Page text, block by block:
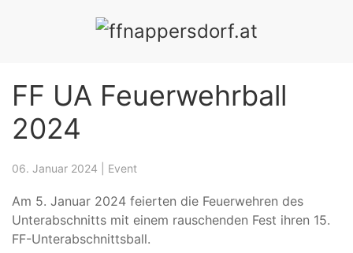
FF UA Feuerwehrball
2024
06. Januar 2024 Event
Am 5. Januar 2024 feierten die Feuerwehren des
Unterabschnitts mit einem rauschenden Fest ihren 15.
FF-Unterabschnittsball.